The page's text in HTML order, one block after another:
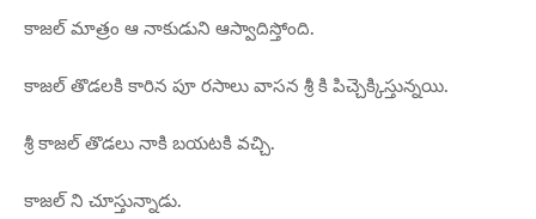
కాజల్ మాత్రం ఆ నాకుడుని ఆస్వాదిస్తోంది.
కాజల్ తొడలకి కారిన పూ రసాలు వాసన శ్రీ కి పిచ్చెక్కిస్తున్నయి.
శ్రీ కాజల్ తొడలు నాకి బయటకి వచ్చి.
కాజల్ ని చూస్తున్నాడు.